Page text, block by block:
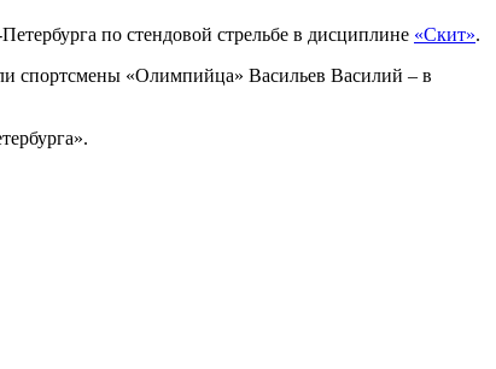
по стендовой стрельбе в дисциплине «Скит».
спортсмены «Олимпийца» Васильев Василий – в